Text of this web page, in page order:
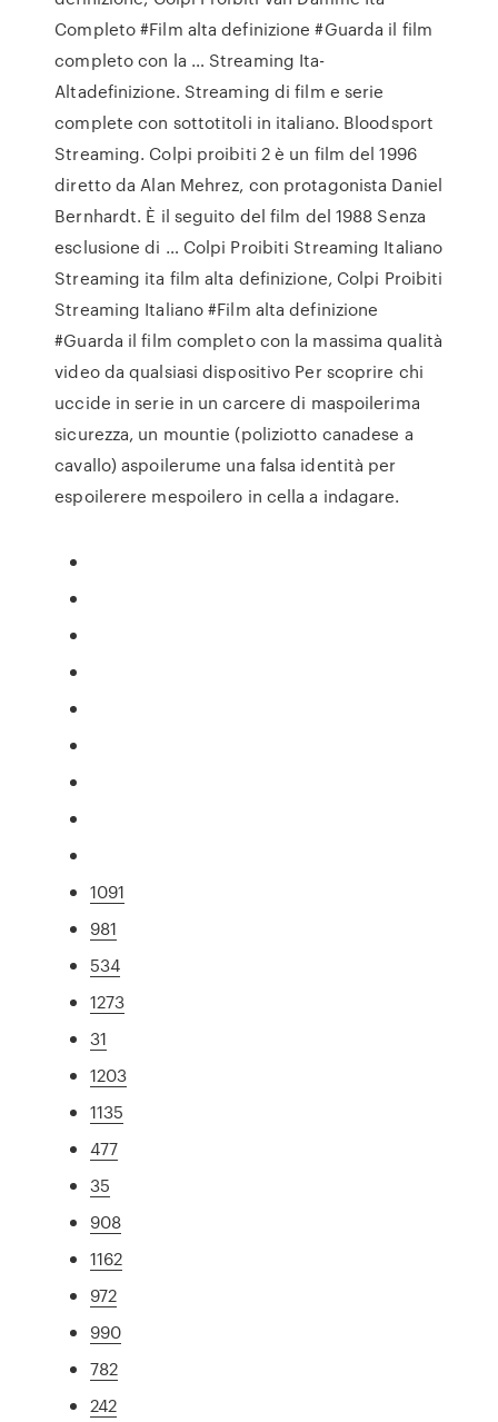
Completo #Film alta definizione #Guarda il film
completo con la … Streaming Ita-
Altadefinizione. Streaming di film e serie
complete con sottotitoli in italiano. Bloodsport
Streaming. Colpi proibiti 2 è un film del 1996
diretto da Alan Mehrez, con protagonista Daniel
Bernhardt. È il seguito del film del 1988 Senza
esclusione di … Colpi Proibiti Streaming Italiano
Streaming ita film alta definizione, Colpi Proibiti
Streaming Italiano #Film alta definizione
#Guarda il film completo con la massima qualità
video da qualsiasi dispositivo Per scoprire chi
uccide in serie in un carcere di maspoilerima
sicurezza, un mountie (poliziotto canadese a
cavallo) aspoilerume una falsa identità per
espoilerere mespoilero in cella a indagare.
1091
981
534
1273
31
1203
1135
477
35
908
1162
972
990
782
242